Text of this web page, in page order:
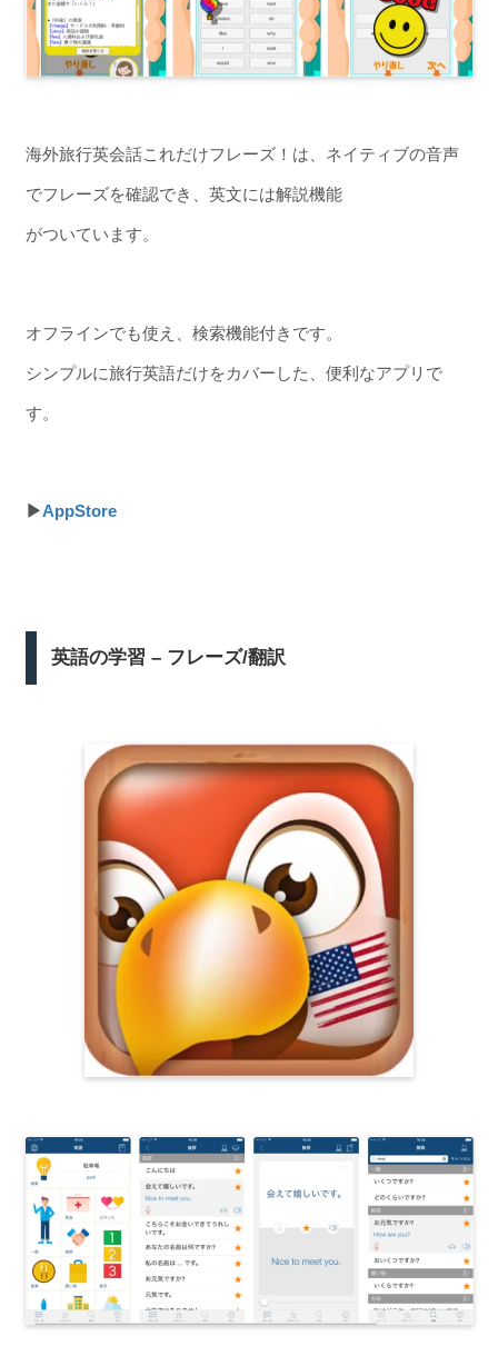
海外旅行英会話これだけフレーズ！は、ネイティブの音声
でフレーズを確認でき、英文には解説機能
がついています。
オフラインでも使え、検索機能付きです。
シンプルに旅行英語だけをカバーした、便利なアプリで
す。
▶AppStore
英語の学習 – フレーズ/翻訳